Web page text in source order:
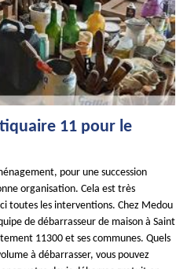
11 pour le
pour une succession
organisation. Cela est très
toutes les interventions. Chez Medou
de débarrasseur de maison à Saint
11300 et ses communes. Quels
à débarrasser, vous pouvez